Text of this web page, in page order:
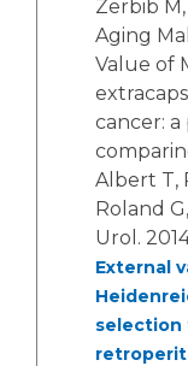
Zerbib
Aging
Value of
cancer:
Albert T,
Roland
Urol.
External
selection